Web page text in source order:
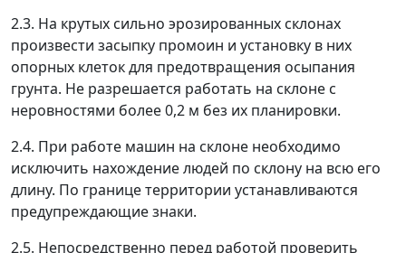
2.3. На крутых сильно эрозированных склонах
произвести засыпку промоин и установку в них
опорных клеток для предотвращения осыпания
грунта. Не разрешается работать на склоне с
неровностями более 0,2 м без их планировки.
2.4. При работе машин на склоне необходимо
исключить нахождение людей по склону на всю его
длину. По границе территории устанавливаются
предупреждающие знаки.
2.5. Непосредственно перед работой проверить